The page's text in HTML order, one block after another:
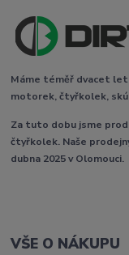
Máme téměř dvacet
motorek, čtyřkolek,
Za tuto dobu jsme
čtyřkolek. Naše
dubna 2025 v Olomouci.
VŠE O NÁKUPU